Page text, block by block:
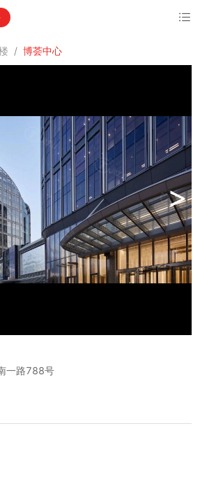
/ 博荟中心
>
一路788号